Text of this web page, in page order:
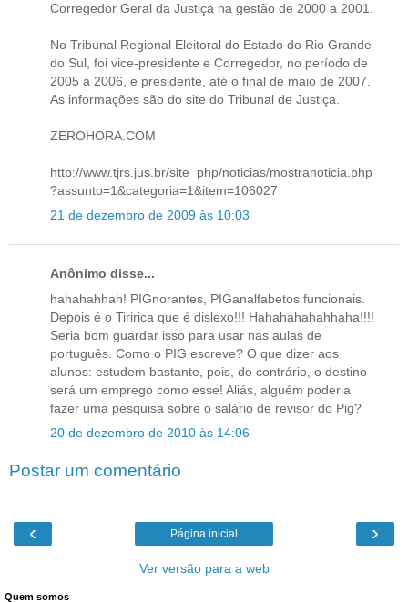
Corregedor Geral da Justiça na gestão de 2000 a 2001.
No Tribunal Regional Eleitoral do Estado do Rio Grande
do Sul, foi vice-presidente e Corregedor, no período de
2005 a 2006, e presidente, até o final de maio de 2007.
As informações são do site do Tribunal de Justiça.
ZEROHORA.COM
http://www.tjrs.jus.br/site_php/noticias/mostranoticia.php
?assunto=1&categoria=1&item=106027
21 de dezembro de 2009 às 10:03
Anônimo disse...
hahahahhah! PIGnorantes, PIGanalfabetos funcionais.
Depois é o Tiririca que é dislexo!!! Hahahahahahhaha!!!!
Seria bom guardar isso para usar nas aulas de
português. Como o PIG escreve? O que dizer aos
alunos: estudem bastante, pois, do contrário, o destino
será um emprego como esse! Aliás, alguém poderia
fazer uma pesquisa sobre o salário de revisor do Pig?
20 de dezembro de 2010 às 14:06
Postar um comentário
‹ ›
Página inicial
Ver versão para a web
Quem somos